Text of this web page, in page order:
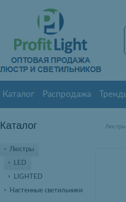
Каталог Распродажа
Каталог
Люстры
LED
LIGHTED
Настенные светильники
Люстры